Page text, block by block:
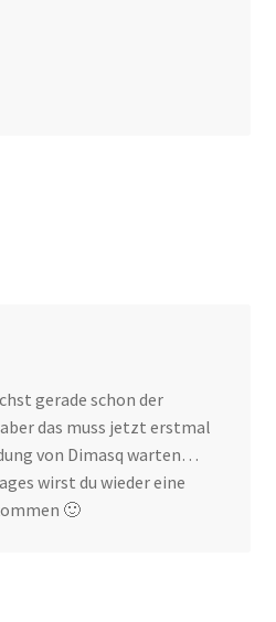
gerade schon der
das muss jetzt erstmal
von Dimasq warten…
wirst du wieder eine
🙂